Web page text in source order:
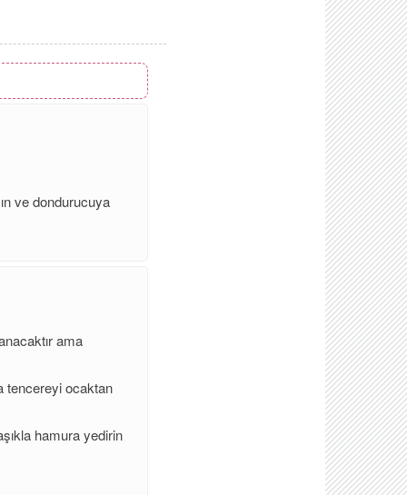
ve dondurucuya
ama
tencereyi ocaktan
hamura yedirin